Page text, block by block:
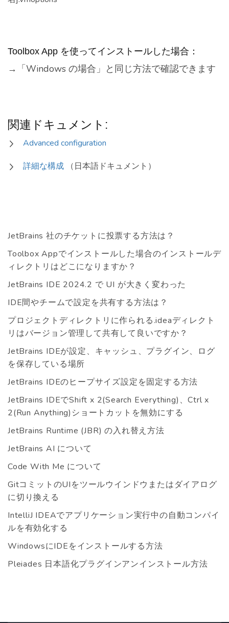
Toolbox App を使ってインストールした場合：
→「Windows の場合」と同じ方法で確認できます
関連ドキュメント:
Advanced configuration
詳細な構成 （日本語ドキュメント）
JetBrains 社のチケットに投票する方法は？
Toolbox Appでインストールした場合のインストールデ
ィレクトリはどこになりますか？
JetBrains IDE 2024.2 で UI が大きく変わった
IDE間やチームで設定を共有する方法は？
プロジェクトディレクトリに作られる.ideaディレクト
リはバージョン管理して共有して良いですか？
JetBrains IDEが設定、キャッシュ、プラグイン、ログ
を保存している場所
JetBrains IDEのヒープサイズ設定を固定する方法
JetBrains IDEでShift x 2(Search Everything)、Ctrl x
2(Run Anything)ショートカットを無効にする
JetBrains Runtime (JBR) の入れ替え方法
JetBrains AI について
Code With Me について
GitコミットのUIをツールウインドウまたはダイアログ
に切り換える
IntelliJ IDEAでアプリケーション実行中の自動コンパイ
ルを有効化する
WindowsにIDEをインストールする方法
Pleiades 日本語化プラグインアンインストール方法